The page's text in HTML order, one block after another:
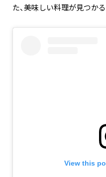
た、美味しい料理が見つかる
View this